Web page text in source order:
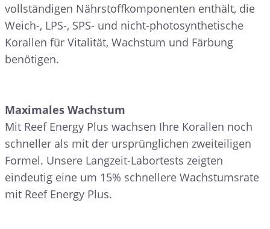
vollständigen Nährstoffkomponenten enthält, die
Weich-, LPS-, SPS- und nicht-photosynthetische
Korallen für Vitalität, Wachstum und Färbung
benötigen.
Maximales Wachstum
Mit Reef Energy Plus wachsen Ihre Korallen noch
schneller als mit der ursprünglichen zweiteiligen
Formel. Unsere Langzeit-Labortests zeigten
eindeutig eine um 15% schnellere Wachstumsrate
mit Reef Energy Plus.